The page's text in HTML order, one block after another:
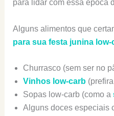
para lidar com essa época
Alguns alimentos que
para sua festa junina low-
Churrasco (sem ser no
Vinhos low-carb(prefira
Sopas low-carb (como a
Alguns doces especiais